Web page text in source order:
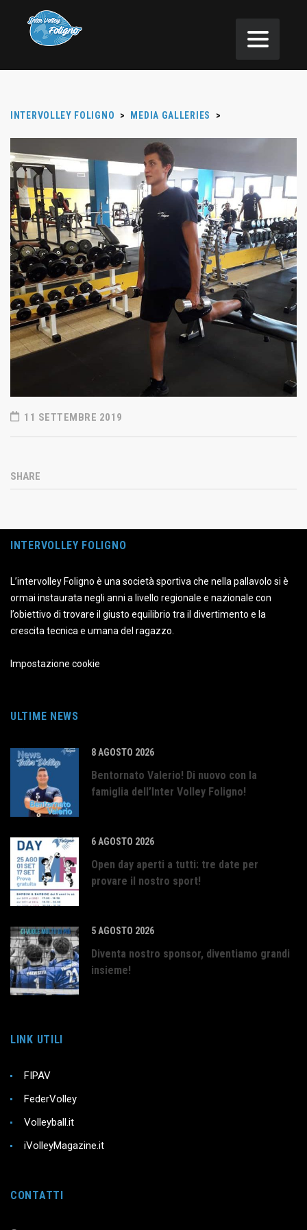
INTERVOLLEY FOLIGNO > MEDIA GALLERIES >
11 SETTEMBRE 2019
SHARE
INTERVOLLEY FOLIGNO
L’intervolley Foligno è una società sportiva che nella pallavolo si è
ormai instaurata negli anni a livello regionale e nazionale con
l’obiettivo di trovare il giusto equilibrio tra il divertimento e la
crescita tecnica e umana del ragazzo.
Impostazione cookie
ULTIME NEWS
8 AGOSTO 2026
Bentornato Valerio! Di nuovo con la
famiglia dell’Inter Volley Foligno!
6 AGOSTO 2026
Open day aperti a tutti: tre date per
provare il nostro sport!
5 AGOSTO 2026
Diventa nostro sponsor, diventiamo grandi
insieme!
LINK UTILI
FIPAV
FederVolley
Volleyball.it
iVolleyMagazine.it
CONTATTI